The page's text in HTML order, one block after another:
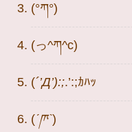
(°ཀ°)
(っ^ཀ^c)
(´’Д’):;.’:;ｶﾊｯ
(ˊཫˋ)